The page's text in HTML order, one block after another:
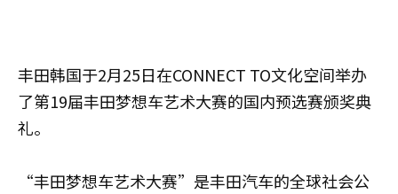
丰田韩国于2月25日在CONNECT TO文化空间举办
了第19届丰田梦想车艺术大赛的国内预选赛颁奖典
礼。
“丰田梦想车艺术大赛”是丰田汽车的全球社会公